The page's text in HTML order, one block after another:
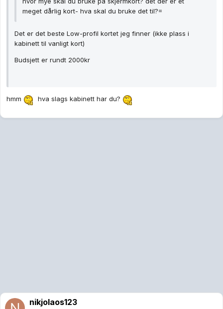
meget dårlig kort- hva skal du bruke det til?=
Det er det beste Low-profil kortet jeg finner (ikke plass i
kabinett til vanligt kort)
Budsjett er rundt 2000kr
hmm hva slags kabinett har du?
nikjolaos123